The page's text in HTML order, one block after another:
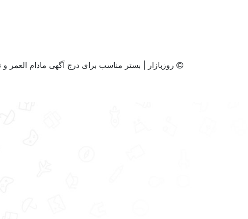
روزبازار | بستر مناسب برای درج آگهی مادام العمر و